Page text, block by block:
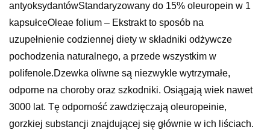
antyoksydantówStandaryzowany do 15% oleuropein w 1
kapsułceOleae folium – Ekstrakt to sposób na
uzupełnienie codziennej diety w składniki odżywcze
pochodzenia naturalnego, a przede wszystkim w
polifenole.Dzewka oliwne są niezwykle wytrzymałe,
odporne na choroby oraz szkodniki. Osiągają wiek nawet
3000 lat. Tę odporność zawdzięczają oleuropeinie,
gorzkiej substancji znajdującej się głównie w ich liściach.